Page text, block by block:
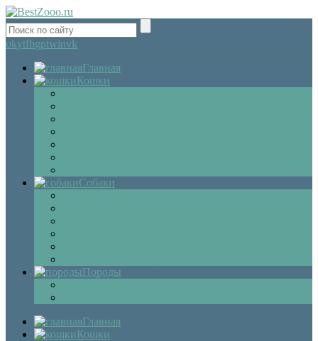
okytfbgptwinvk
Главная
Кошки
Собаки
Породы
Главная
Кошки